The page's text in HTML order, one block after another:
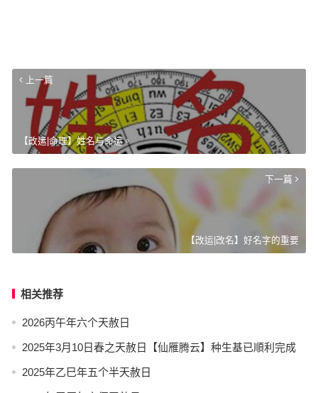
上一篇
【改运|命理】姓名与命运。
下一篇
【改运|改名】好名字的重要
相关推荐
2026丙午年六个天赦日
2025年3月10日春之天赦日【仙雁腾云】种生基已順利完成
2025年乙巳年五个半天赦日